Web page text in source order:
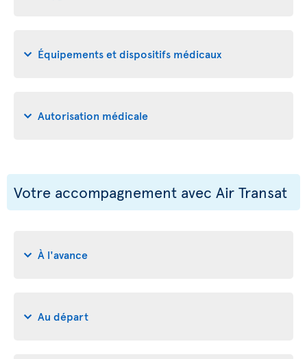
Équipements et dispositifs médicaux
Autorisation médicale
Votre accompagnement avec Air Transat
À l'avance
Au départ